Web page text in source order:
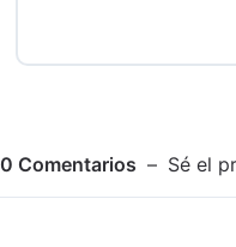
0 Comentarios Sé el